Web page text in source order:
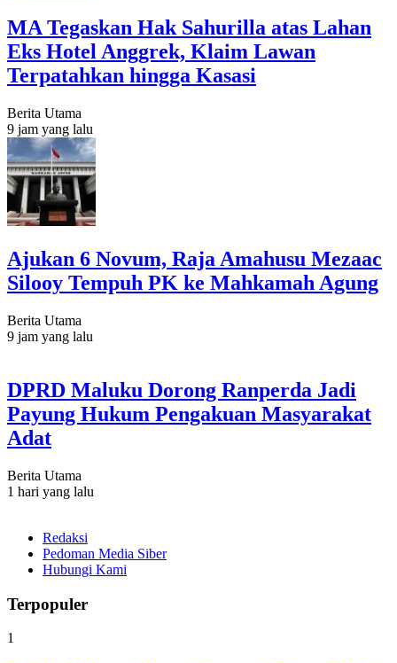
MA Tegaskan Hak Sahurilla atas Lahan
Eks Hotel Anggrek, Klaim Lawan
Terpatahkan hingga Kasasi
Berita Utama
9 jam yang lalu
Ajukan 6 Novum, Raja Amahusu Mezaac
Silooy Tempuh PK ke Mahkamah Agung
Berita Utama
9 jam yang lalu
DPRD Maluku Dorong Ranperda Jadi
Payung Hukum Pengakuan Masyarakat
Adat
Berita Utama
1 hari yang lalu
Redaksi
Pedoman Media Siber
Hubungi Kami
Terpopuler
1